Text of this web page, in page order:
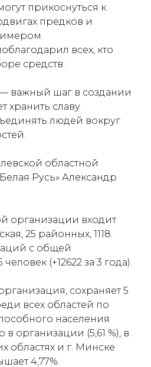
прикоснуться к
предков и
всех, кто
средств:
важный шаг в создании
хранить славу
людей вокруг
областной
Русь» Александр
организации входит
25 районных, 1118
с общей
(+12622 за 3 года).
сохраняет 5
всех областей по
населения
в организации (5,61 %), в
областях и г. Минске
4,77%.